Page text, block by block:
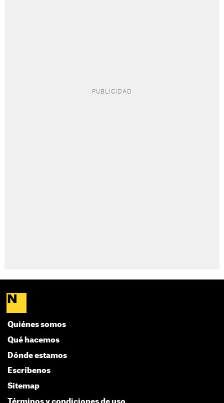
Quiénes somos
Qué hacemos
Dónde estamos
Escríbenos
Sitemap